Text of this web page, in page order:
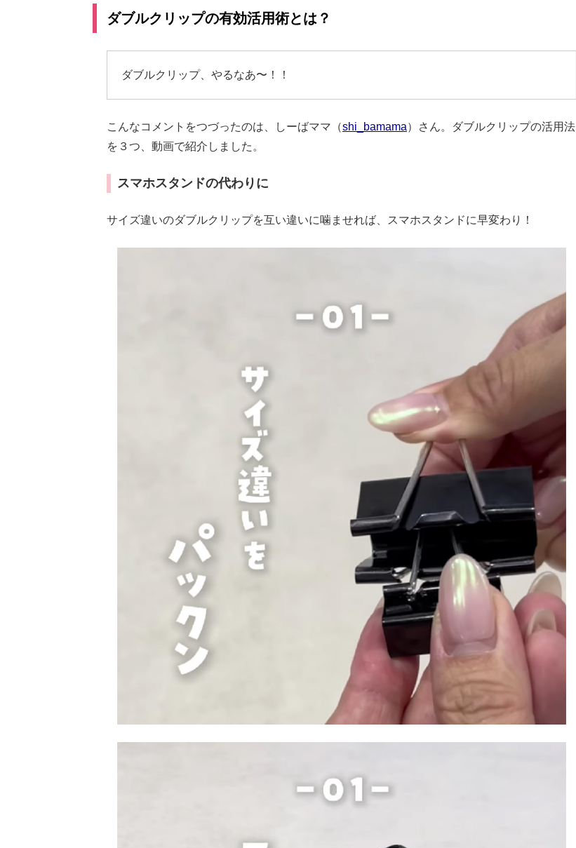
ダブルクリップの有効活用術とは？
ダブルクリップ、やるなあ〜！！
こんなコメントをつづったのは、しーばママ（shi_bamama）さん。ダブルクリップの活用法
を３つ、動画で紹介しました。
スマホスタンドの代わりに
サイズ違いのダブルクリップを互い違いに噛ませれば、スマホスタンドに早変わり！